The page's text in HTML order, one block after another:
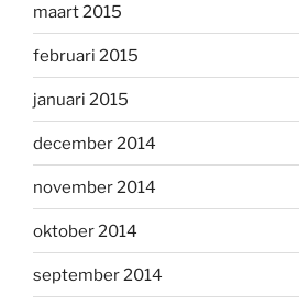
maart 2015
februari 2015
januari 2015
december 2014
november 2014
oktober 2014
september 2014